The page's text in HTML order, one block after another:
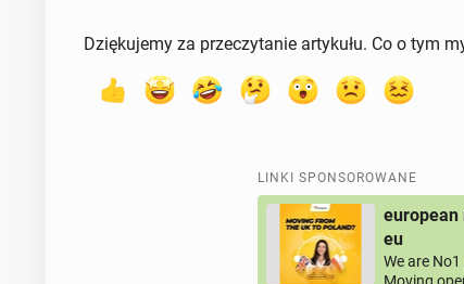
Dziękujemy za przeczytanie artykułu. Co o tym
LINKI SPONSOROWANE
european
eu
We are